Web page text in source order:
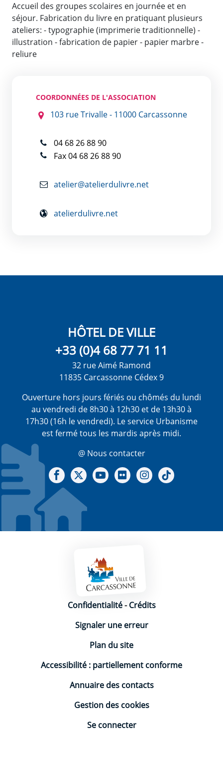
Accueil des groupes scolaires en journée et en
séjour. Fabrication du livre en pratiquant plusieurs
ateliers: - typographie (imprimerie traditionnelle) -
illustration - fabrication de papier - papier marbre -
reliure
COORDONNÉES DE L'ASSOCIATION
103 rue Trivalle - 11000 Carcassonne
04 68 26 88 90
Fax 04 68 26 88 90
atelier@atelierdulivre.net
atelierdulivre.net
HÔTEL DE VILLE
+33 (0)4 68 77 71 11
32 rue Aimé Ramond
11835 Carcassonne Cédex 9
Ouverture hors jours fériés ou chômés du lundi
au vendredi de 8h30 à 12h30 et de 13h30 à
17h30 (16h le vendredi). Le service Urbanisme
est fermé tous les mardis après midi.
@ Nous contacter
Notre Facebook
Notre X - (twitter)
Notre chaine Youtube
Notre Gallerie sur Flickr
Notre Instagram
Mentions légales
Confidentialité-Crédits
Signaler une erreur
Plan du site
Accessibilité : partiellement conforme
Annuaire des contacts
Gestion des cookies
Se connecter